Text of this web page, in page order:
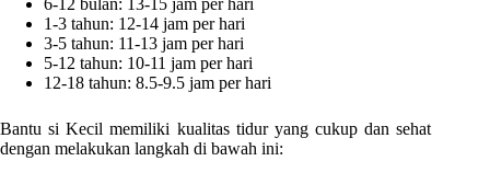
6-12 bulan: 13-15 jam per hari
1-3 tahun: 12-14 jam per hari
3-5 tahun: 11-13 jam per hari
5-12 tahun: 10-11 jam per hari
12-18 tahun: 8.5-9.5 jam per hari
Bantu si Kecil memiliki kualitas tidur yang cukup dan sehat
dengan melakukan langkah di bawah ini: